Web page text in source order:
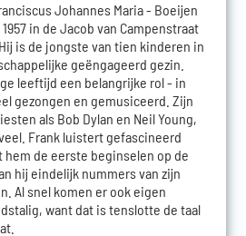
Johannes Maria - Boeijen
in de Jacob van Campenstraat
is de jongste van tien kinderen in
geëngageerd gezin.
leeftijd een belangrijke rol - in
gezongen en gemusiceerd. Zijn
als Bob Dylan en Neil Young,
Frank luistert gefascineerd
hem de eerste beginselen op de
hij eindelijk nummers van zijn
Al snel komen er ook eigen
want dat is tenslotte de taal